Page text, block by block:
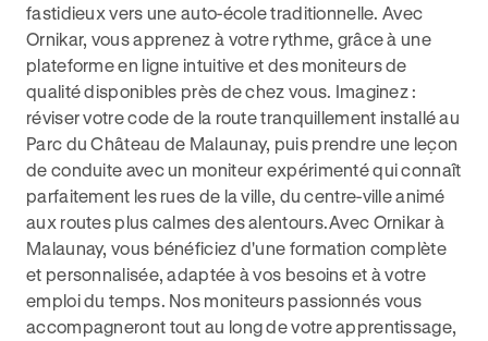
fastidieux vers une auto-école traditionnelle. Avec
Ornikar, vous apprenez à votre rythme, grâce à une
plateforme en ligne intuitive et des moniteurs de
qualité disponibles près de chez vous. Imaginez :
réviser votre code de la route tranquillement installé au
Parc du Château de Malaunay, puis prendre une leçon
de conduite avec un moniteur expérimenté qui connaît
parfaitement les rues de la ville, du centre-ville animé
aux routes plus calmes des alentours.Avec Ornikar à
Malaunay, vous bénéficiez d'une formation complète
et personnalisée, adaptée à vos besoins et à votre
emploi du temps. Nos moniteurs passionnés vous
accompagneront tout au long de votre apprentissage,